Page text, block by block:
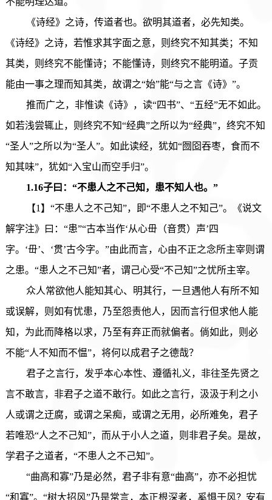
《诗经》之诗，传道者也。欲明其道者，必先知类。
《诗经》之诗，若惟求其字面之意，则终究不知其类；不知
其类，则终究不能懂诗；不能懂诗，则终究不能明道。子贡
能由一事之理而知其类，故谓之“始”能“与之言《诗》”。
推而广之，非惟读《诗》，读“四书”、“五经”无不如此。
如若浅尝辄止，则终究不知“经典”之所以为“经典”，终究不知
“圣人”之所以为“圣人”。如此读经，犹如“囫囵吞枣，食而不
知其味”，犹如“入宝山而空手归”。
1.16子曰：“不患人之不己知，患不知人也。”
【1】“不患人之不己知”，即“不患人之不知己”。《说文
解字注》曰：“患”“古本当作‘从心毌（音贯）声’四
字。‘毌’、‘贯’古今字。”由此而言，心由不正之念所主宰则谓
之患。“患人之不己知”者，谓己心受“不己知”之忧所主宰。
众人常欲他人能知其心、明其行，一旦遇他人有所不知
或误解，则如有忧患，乃至怨责他人，因而言行但求他人能
知，为此而降格以求，乃至有弃正而就偏者。倘如此，则必
不能“人不知而不愠”，将何以成君子之德哉？
君子之言行，发乎本心本性、遵循礼义，非往圣先贤之
言不敢言，非君子之道不敢行。如此之言行，汲汲于利之小
人或谓之迂腐，或谓之呆痴，或谓之无用，必所难免，君子
若唯恐“人之不己知”，而从于小人之道，则非君子矣。是故，
学君子之道者，“不患人之不己知”。
“曲高和寡”乃是必然，君子非有意“曲高”，亦不必担忧
“和寡”。“树大招风”乃是常言，本正根深者，奚惧于风？安有